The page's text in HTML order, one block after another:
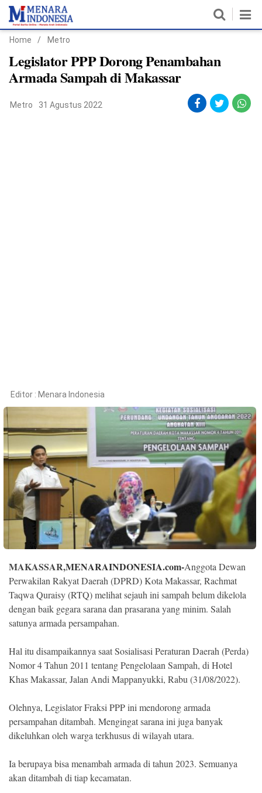
Home
Nasional
Politik
©
Copyright
2026
Menara
Indonesia
Home / Metro
Legislator PPP Dorong Penambahan
Armada Sampah di Makassar
Metro 31 Agustus 2022
Editor : Menara Indonesia
MAKASSAR,MENARAINDONESIA.com-Anggota Dewan
Perwakilan Rakyat Daerah (DPRD) Kota Makassar, Rachmat
Taqwa Quraisy (RTQ) melihat sejauh ini sampah belum dikelola
dengan baik gegara sarana dan prasarana yang minim. Salah
satunya armada persampahan.
Hal itu disampaikannya saat Sosialisasi Peraturan Daerah (Perda)
Nomor 4 Tahun 2011 tentang Pengelolaan Sampah, di Hotel
Khas Makassar, Jalan Andi Mappanyukki, Rabu (31/08/2022).
Olehnya, Legislator Fraksi PPP ini mendorong armada
persampahan ditambah. Mengingat sarana ini juga banyak
dikeluhkan oleh warga terkhusus di wilayah utara.
Ia berupaya bisa menambah armada di tahun 2023. Semuanya
akan ditambah di tiap kecamatan.